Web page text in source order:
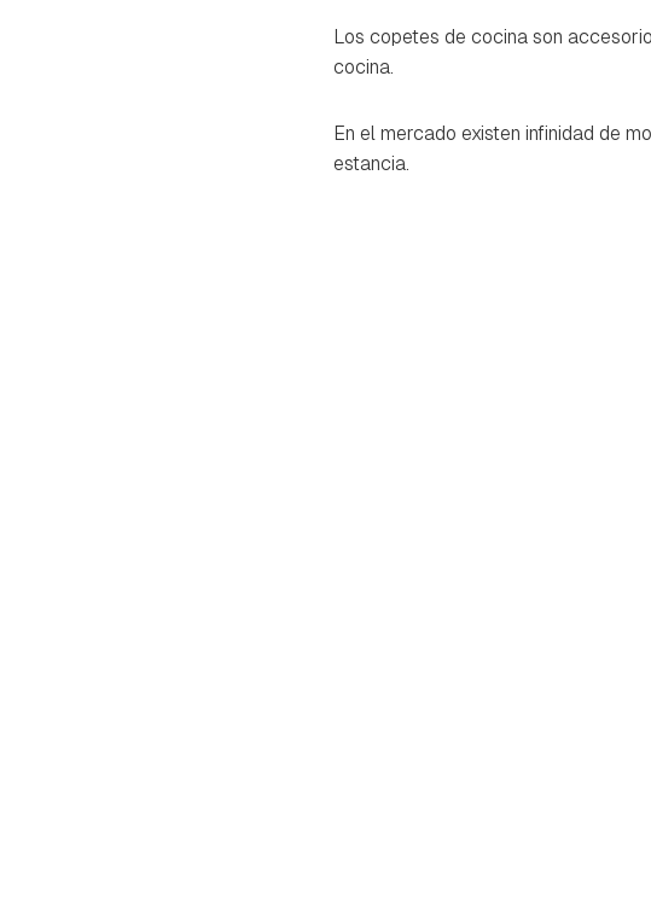
Los copetes de cocina son
cocina.
En el mercado existen infinidad de
estancia.